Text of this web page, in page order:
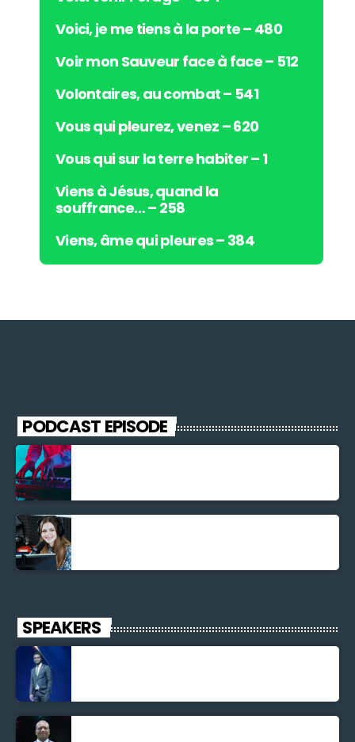
Voici, je me tiens à la porte – 480
Voir mon Sauveur face à face – 512
Volontaires, au combat – 541
Vous qui pleurez, venez – 620
Vous qui sur la terre habiter – 1
Viens à Jésus, quand la
souffrance… – 258
Viens, âme qui pleures – 384
PODCAST EPISODE
SPEAKERS